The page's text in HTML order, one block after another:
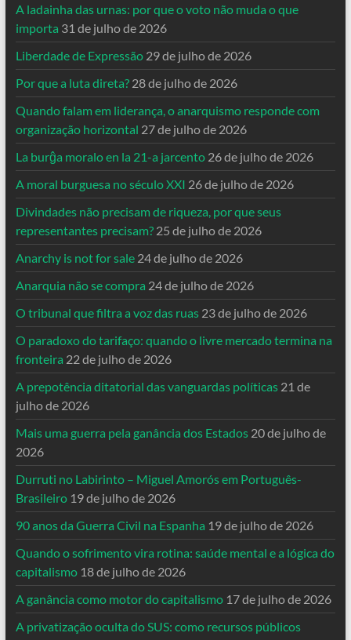
A ladainha das urnas: por que o voto não muda o que
importa 31 de julho de 2026
Liberdade de Expressão 29 de julho de 2026
Por que a luta direta? 28 de julho de 2026
Quando falam em liderança, o anarquismo responde com
organização horizontal 27 de julho de 2026
La burĝa moralo en la 21-a jarcento 26 de julho de 2026
A moral burguesa no século XXI 26 de julho de 2026
Divindades não precisam de riqueza, por que seus
representantes precisam? 25 de julho de 2026
Anarchy is not for sale 24 de julho de 2026
Anarquia não se compra 24 de julho de 2026
O tribunal que filtra a voz das ruas 23 de julho de 2026
O paradoxo do tarifaço: quando o livre mercado termina na
fronteira 22 de julho de 2026
A prepotência ditatorial das vanguardas políticas 21 de
julho de 2026
Mais uma guerra pela ganância dos Estados 20 de julho de
2026
Durruti no Labirinto – Miguel Amorós em Português-
Brasileiro 19 de julho de 2026
90 anos da Guerra Civil na Espanha 19 de julho de 2026
Quando o sofrimento vira rotina: saúde mental e a lógica do
capitalismo 18 de julho de 2026
A ganância como motor do capitalismo 17 de julho de 2026
A privatização oculta do SUS: como recursos públicos